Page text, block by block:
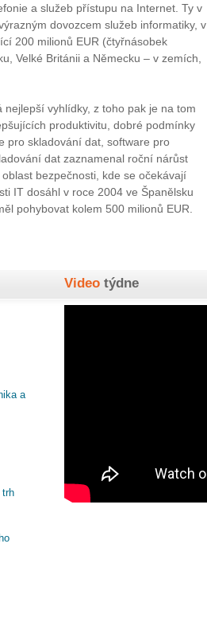
a služeb přístupu na Internet. Ty v
dovozcem služeb informatiky, v
200 milionů EUR (čtyřnásobek
Velké Británii a Německu – v zemích,
vyhlídky, z toho pak je na tom
produktivitu, dobré podmínky
pro skladování dat, software pro
dat zaznamenal roční nárůst
bezpečnosti, kde se očekávají
IT dosáhl v roce 2004 ve Španělsku
pohybovat kolem 500 milionů EUR.
a
trh
Video týdne